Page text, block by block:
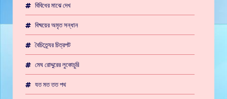
বিবিধের মাঝে দেখ
বিষ্ময়ের অমৃত সন্ধান
বৈচিত্র্যের চিত্রপট
মেঘ রোদ্দুরের লুকোচুরি
যত মত তত পথ